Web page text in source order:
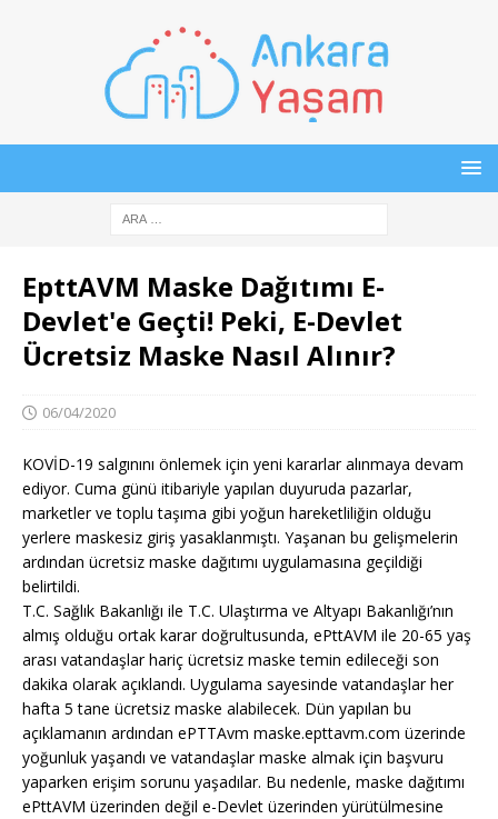
EpttAVM Maske Dağıtımı E-
Devlet'e Geçti! Peki, E-Devlet
Ücretsiz Maske Nasıl Alınır?
06/04/2020
KOVİD-19 salgınını önlemek için yeni kararlar alınmaya devam
ediyor. Cuma günü itibariyle yapılan duyuruda pazarlar,
marketler ve toplu taşıma gibi yoğun hareketliliğin olduğu
yerlere maskesiz giriş yasaklanmıştı. Yaşanan bu gelişmelerin
ardından ücretsiz maske dağıtımı uygulamasına geçildiği
belirtildi.
T.C. Sağlık Bakanlığı ile T.C. Ulaştırma ve Altyapı Bakanlığı’nın
almış olduğu ortak karar doğrultusunda, ePttAVM ile 20-65 yaş
arası vatandaşlar hariç ücretsiz maske temin edileceği son
dakika olarak açıklandı. Uygulama sayesinde vatandaşlar her
hafta 5 tane ücretsiz maske alabilecek. Dün yapılan bu
açıklamanın ardından ePTTAvm maske.epttavm.com üzerinde
yoğunluk yaşandı ve vatandaşlar maske almak için başvuru
yaparken erişim sorunu yaşadılar. Bu nedenle, maske dağıtımı
ePttAVM üzerinden değil e-Devlet üzerinden yürütülmesine